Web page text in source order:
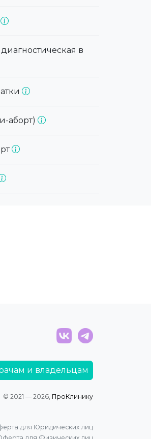
в
аборт)
и владельцам
© 2021 — 2026, ПроКлинику
для Юридических лиц